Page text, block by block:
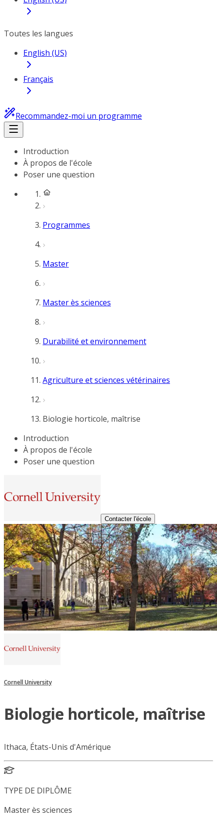
Toutes les langues
English (US)
Français
Recommandez-moi un programme
Introduction
À propos de l'école
Poser une question
Programmes
Master
Master ès sciences
Durabilité et environnement
Agriculture et sciences vétérinaires
Biologie horticole, maîtrise
Introduction
À propos de l'école
Poser une question
Contacter l'école
Cornell University
Biologie horticole, maîtrise
Ithaca, États-Unis d'Amérique
TYPE DE DIPLÔME
Master ès sciences